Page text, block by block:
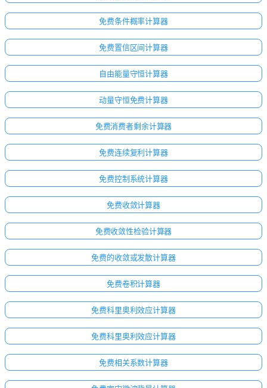
免费条件概率计算器
免费置信区间计算器
自由能量守恒计算器
动量守恒免费计算器
免费消费者剩余计算器
免费连续复利计算器
免费控制系统计算器
免费收敛计算器
免费收敛性检验计算器
免费的收敛或发散计算器
免费卷积计算器
免费科里奥利效应计算器
免费科里奥利效应计算器
免费相关系数计算器